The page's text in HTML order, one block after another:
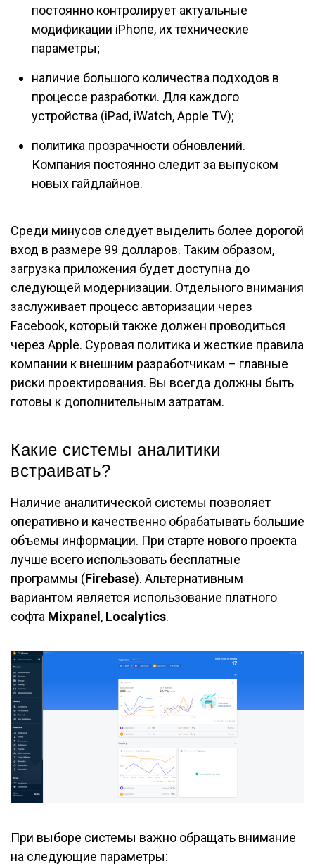
постоянно контролирует актуальные
модификации iPhone, их технические
параметры;
наличие большого количества подходов в
процессе разработки. Для каждого
устройства (iPad, iWatch, Apple TV);
политика прозрачности обновлений.
Компания постоянно следит за выпуском
новых гайдлайнов.
Среди минусов следует выделить более дорогой
вход в размере 99 долларов. Таким образом,
загрузка приложения будет доступна до
следующей модернизации. Отдельного внимания
заслуживает процесс авторизации через
Facebook, который также должен проводиться
через Apple. Суровая политика и жесткие правила
компании к внешним разработчикам – главные
риски проектирования. Вы всегда должны быть
готовы к дополнительным затратам.
Какие системы аналитики
встраивать?
Наличие аналитической системы позволяет
оперативно и качественно обрабатывать большие
объемы информации. При старте нового проекта
лучше всего использовать бесплатные
программы (Firebase). Альтернативным
вариантом является использование платного
софта Mixpanel , Localytics.
При выборе системы важно обращать внимание
на следующие параметры: